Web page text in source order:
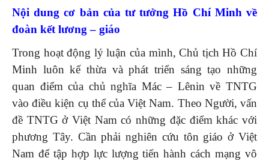
Nội dung cơ bản của tư tưởng Hồ Chí Minh về
đoàn kết lương – giáo
Trong hoạt động lý luận của mình, Chủ tịch Hồ Chí
Minh luôn kế thừa và phát triển sáng tạo những
quan điểm của chủ nghĩa Mác – Lênin về TNTG
vào điều kiện cụ thể của Việt Nam. Theo Người, vấn
đề TNTG ở Việt Nam có những đặc điểm khác với
phương Tây. Cần phải nghiên cứu tôn giáo ở Việt
Nam để tập hợp lực lượng tiến hành cách mạng vô